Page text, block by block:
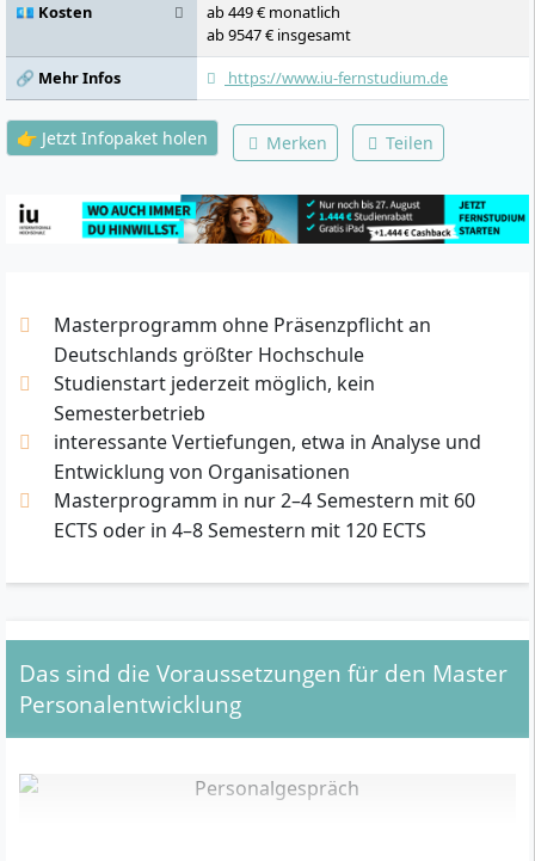
💶 Kosten
ab 449 € monatlich
ab 9547 € insgesamt
🔗 Mehr Infos
https://www.iu-fernstudium.de
👉 Jetzt Infopaket holen Merken Teilen
Masterprogramm ohne Präsenzpflicht an
Deutschlands größter Hochschule
Studienstart jederzeit möglich, kein
Semesterbetrieb
interessante Vertiefungen, etwa in Analyse und
Entwicklung von Organisationen
Masterprogramm in nur 2–4 Semestern mit 60
ECTS oder in 4–8 Semestern mit 120 ECTS
Das sind die Voraussetzungen für den Master
Personalentwicklung